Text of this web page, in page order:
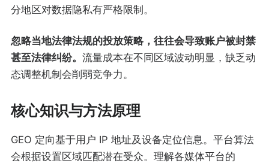
分地区对数据隐私有严格限制。
忽略当地法律法规的投放策略，往往会导致账户被封禁
甚至法律纠纷。 流量成本在不同区域波动明显，缺乏动
态调整机制会削弱竞争力。
核心知识与方法原理
GEO 定向基于用户 IP 地址及设备定位信息。平台算法
会根据设置区域匹配潜在受众。理解各媒体平台的